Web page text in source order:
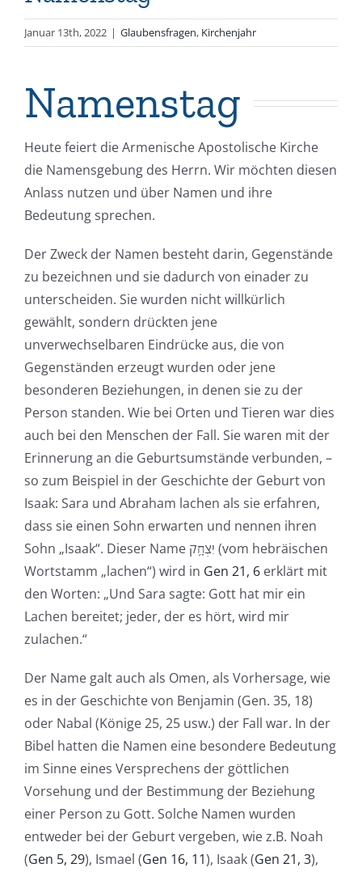
Januar 13th, 2022 | Glaubensfragen, Kirchenjahr
Namenstag
Heute feiert die Armenische Apostolische Kirche
die Namensgebung des Herrn. Wir möchten diesen
Anlass nutzen und über Namen und ihre
Bedeutung sprechen.
Der Zweck der Namen besteht darin, Gegenstände
zu bezeichnen und sie dadurch von einader zu
unterscheiden. Sie wurden nicht willkürlich
gewählt, sondern drückten jene
unverwechselbaren Eindrücke aus, die von
Gegenständen erzeugt wurden oder jene
besonderen Beziehungen, in denen sie zu der
Person standen. Wie bei Orten und Tieren war dies
auch bei den Menschen der Fall. Sie waren mit der
Erinnerung an die Geburtsumstände verbunden, –
so zum Beispiel in der Geschichte der Geburt von
Isaak: Sara und Abraham lachen als sie erfahren,
dass sie einen Sohn erwarten und nennen ihren
Sohn „Isaak“. Dieser Name יִצְחָ֥ק (vom hebräischen
Wortstamm „lachen“) wird in Gen 21, 6erklärt mit
den Worten: „Und Sara sagte: Gott hat mir ein
Lachen bereitet; jeder, der es hört, wird mir
zulachen.“
Der Name galt auch als Omen, als Vorhersage, wie
es in der Geschichte von Benjamin (Gen. 35, 18)
oder Nabal (Könige 25, 25 usw.) der Fall war. In der
Bibel hatten die Namen eine besondere Bedeutung
im Sinne eines Versprechens der göttlichen
Vorsehung und der Bestimmung der Beziehung
einer Person zu Gott. Solche Namen wurden
entweder bei der Geburt vergeben, wie z.B. Noah
(Gen 5, 29), Ismael (Gen 16, 11), Isaak (Gen 21, 3),